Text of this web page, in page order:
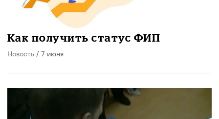
Как получить статус ФИП
Новость / 7 июня